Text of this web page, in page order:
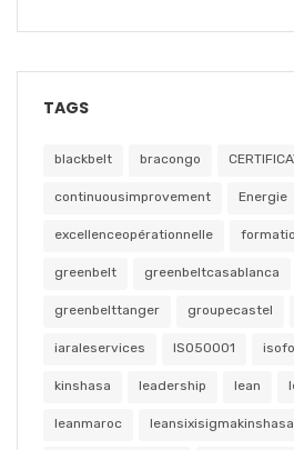
TAGS
blackbelt bracongo
continuousimprovement Energie
excellenceopérationnelle
greenbelt greenbeltcasablanca
greenbelttanger groupecastel
iaraleservices ISO50001
kinshasa leadership lean
leanmaroc leansixisigmakinshasa